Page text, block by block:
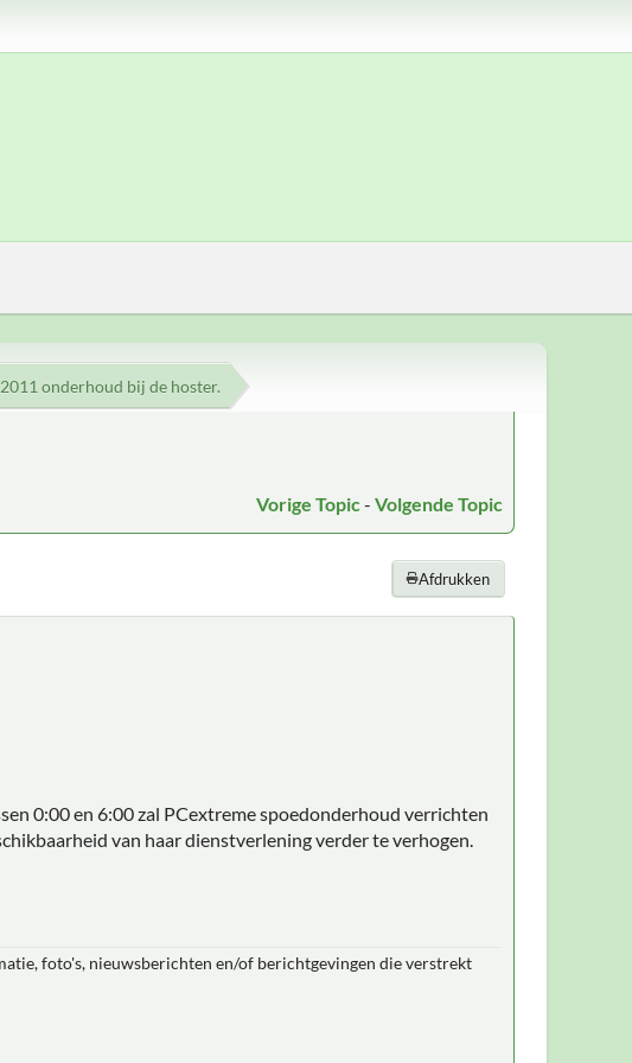
onderhoud bij de hoster.
Vorige Topic - Volgende Topic
Afdrukken
0:00 en 6:00 zal PCextreme spoedonderhoud verrichten
van haar dienstverlening verder te verhogen.
foto's, nieuwsberichten en/of berichtgevingen die verstrekt